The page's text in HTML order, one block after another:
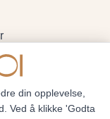
Ål
din opplevelse,
Ved å klikke 'Godta